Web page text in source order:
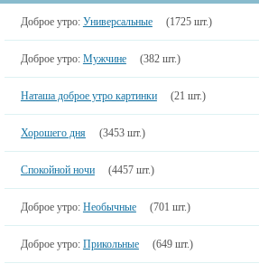
Доброе утро: Универсальные (1725 шт.)
Доброе утро: Мужчине (382 шт.)
Наташа доброе утро картинки (21 шт.)
Хорошего дня (3453 шт.)
Спокойной ночи (4457 шт.)
Доброе утро: Необычные (701 шт.)
Доброе утро: Прикольные (649 шт.)